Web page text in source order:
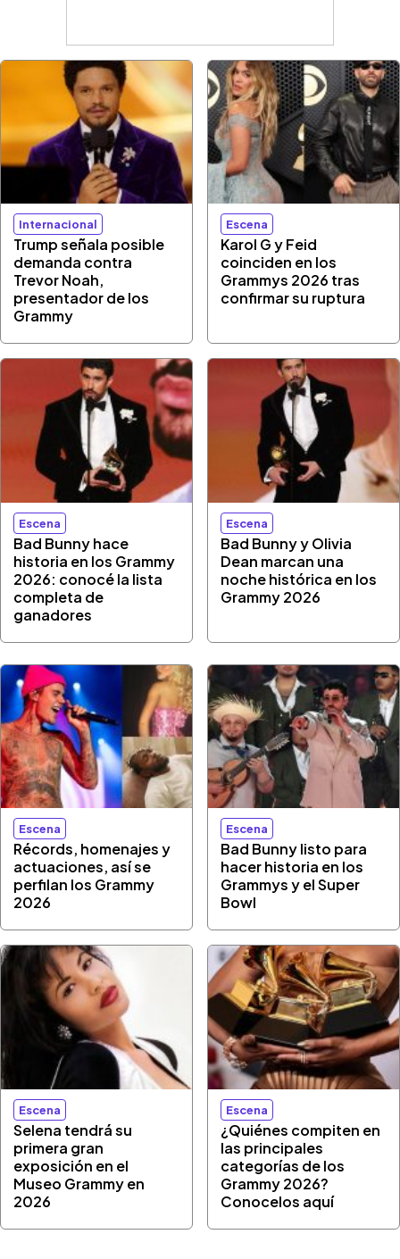
Internacional
Trump señala posible
demanda contra
Trevor Noah,
presentador de los
Grammy
Escena
Karol G y Feid
coinciden en los
Grammys 2026 tras
confirmar su ruptura
Escena
Bad Bunny hace
historia en los Grammy
2026: conocé la lista
completa de
ganadores
Escena
Bad Bunny y Olivia
Dean marcan una
noche histórica en los
Grammy 2026
Escena
Récords, homenajes y
actuaciones, así se
perfilan los Grammy
2026
Escena
Bad Bunny listo para
hacer historia en los
Grammys y el Super
Bowl
Escena
Selena tendrá su
primera gran
exposición en el
Museo Grammy en
2026
Escena
¿Quiénes compiten en
las principales
categorías de los
Grammy 2026?
Conocelos aquí